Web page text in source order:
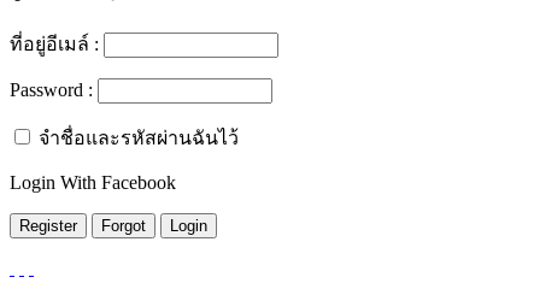
ที่อยู่อีเมล์ :
Password :
จำชื่อและรหัสผ่านฉันไว้
Login With Facebook